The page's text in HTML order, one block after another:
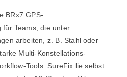
BRx7 GPS-
für Teams, die unter
arbeiten, z. B. Stahl oder
Multi-Konstellations-
Tools. SureFix lie selbst